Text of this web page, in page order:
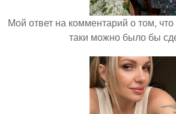
Мой ответ на комментарий о том,
таки можно было бы